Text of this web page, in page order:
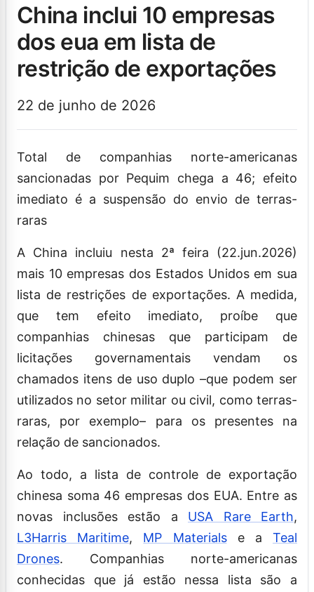
china inclui 10 empresas
dos eua em lista de
restrição de exportações
22 de junho de 2026
Total de companhias norte-americanas
sancionadas por Pequim chega a 46; efeito
imediato é a suspensão do envio de terras-
raras
A China incluiu nesta 2ª feira (22.jun.2026)
mais 10 empresas dos Estados Unidos em sua
lista de restrições de exportações. A medida,
que tem efeito imediato, proíbe que
companhias chinesas que participam de
licitações governamentais vendam os
chamados itens de uso duplo –que podem ser
utilizados no setor militar ou civil, como terras-
raras, por exemplo– para os presentes na
relação de sancionados.
Ao todo, a lista de controle de exportação
chinesa soma 46 empresas dos EUA. Entre as
novas inclusões estão a USA Rare Earth,
L3Harris Maritime, MP Materialse aTeal
Drones. Companhias norte-americanas
conhecidas que já estão nessa lista são a